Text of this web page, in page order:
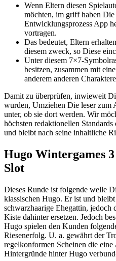
Wenn Eltern diesen
möchten, im griff haben Die
Entwicklungsprozess App
vortragen.
Das bedeutet, Eltern
diesem zweck, so Diese
Unter diesem 7×7-
besitzen, zusammen mit
anderem anderen
Damit zu überprüfen, inwieweit
wurden, Umziehen Die leser zum
unter, ob sie dort werden. Wir
höchsten redaktionellen
und bleibt nach seine inhaltliche
Hugo Wintergames
Slot
Dieses Runde ist folgende welle
klassischen Hugo. Er ist und
schwarzhaarige Ehegattin, jedoch
Kiste dahinter ersetzen. Jedoch
Hugo spielen den Kunden
Riesenerfolg. U. a. gewährt der
regelkonformen Scheinen die
Hintergründe hinter Hugo